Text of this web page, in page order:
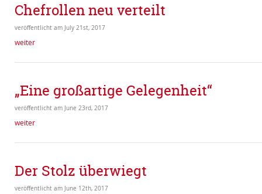
Chefrollen neu verteilt
veröffentlicht am July 21st, 2017
weiter
„Eine großartige Gelegenheit“
veröffentlicht am June 23rd, 2017
weiter
Der Stolz überwiegt
veröffentlicht am June 12th, 2017